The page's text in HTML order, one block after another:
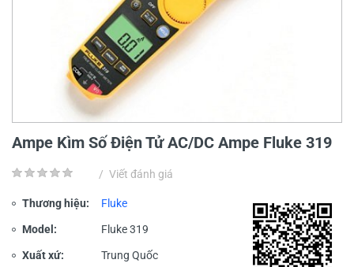
Ampe Kìm Số Điện Tử AC/DC Ampe Fluke 319
/ Viết đánh giá
Thương hiệu: Fluke
Model: Fluke 319
Xuất xứ: Trung Quốc